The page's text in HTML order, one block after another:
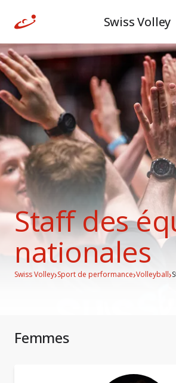
Swiss Volley
Staff des
nationales
Swiss Volley›Sport de performance›Volleyball›
Femmes